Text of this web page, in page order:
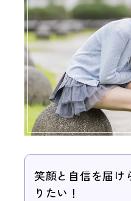
LINE友だち登録
情報の公開
個人情報保護方針
SNSをフォロー
笑顔と自信を届け
りたい！